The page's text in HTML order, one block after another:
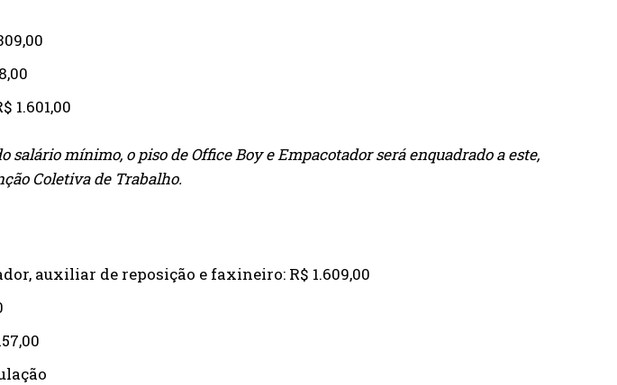
1.601,00
salário mínimo, o piso de Office Boy e Empacotador será enquadrado a este,
Coletiva de Trabalho.
auxiliar de reposição e faxineiro: R$ 1.609,00